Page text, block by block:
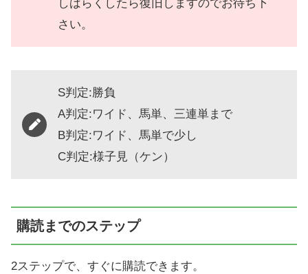
しばらくしたら復旧しますのでお待ち下
さい。
S判定:勝負
A判定:ワイド、馬単、三連単まで
B判定:ワイド、馬単で少し
C判定:様子見（ケン）
購読までのステップ
2ステップで、すぐに購読できます。